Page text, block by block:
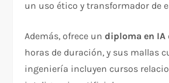
un uso ético y transformador de
Además, ofrece undiploma en IA
horas de duración, y sus mallas
ingeniería incluyen cursos